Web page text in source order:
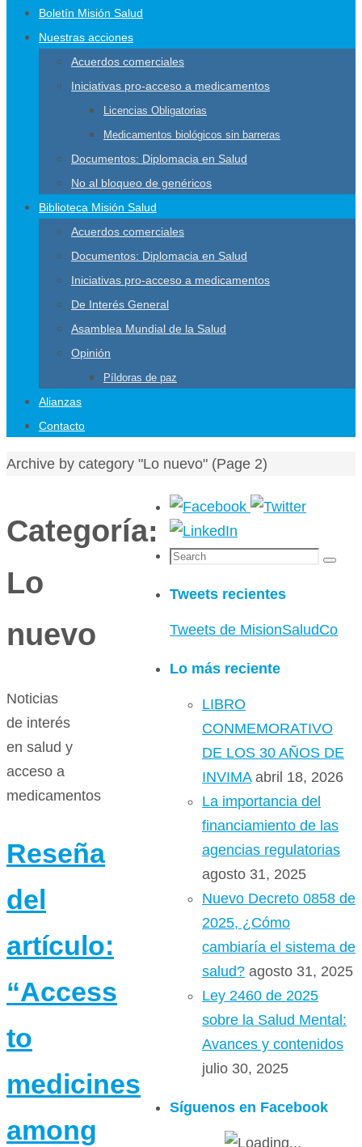
Boletín Misión Salud
Nuestras acciones
Acuerdos comerciales
Iniciativas pro-acceso a medicamentos
Licencias Obligatorias
Medicamentos biológicos sin barreras
Documentos: Diplomacia en Salud
No al bloqueo de genéricos
Biblioteca Misión Salud
Acuerdos comerciales
Documentos: Diplomacia en Salud
Iniciativas pro-acceso a medicamentos
De Interés General
Asamblea Mundial de la Salud
Opinión
Píldoras de paz
Alianzas
Contacto
Home
Archive by category "Lo nuevo" (Page 2)
Categoría:
Lo
nuevo
Noticias
de interés
en salud y
acceso a
medicamentos
Reseña
del
artículo:
“Access
to
medicines
among
Search
Search
Tweets recientes
Tweets de MisionSaludCo
Lo más reciente
LIBRO
CONMEMORATIVO
DE LOS 30 AÑOS DE
INVIMA abril 18, 2026
La importancia del
financiamiento de las
agencias regulatorias
agosto 31, 2025
Nuevo Decreto 0858 de
2025, ¿Cómo
cambiaría el sistema de
salud? agosto 31, 2025
Ley 2460 de 2025
sobre la Salud Mental:
Avances y contenidos
julio 30, 2025
Síguenos en Facebook